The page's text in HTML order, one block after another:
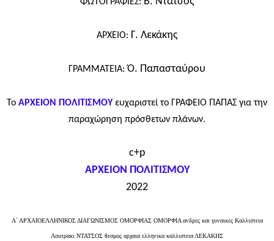
ΑΡΧΕΙΟ: Γ. Λεκάκης
ΓΡΑΜΜΑΤΕΙΑ:Ό. Παπασταύρου
Το ΑΡΧΕΙΟΝ ΠΟΛΙΤΙΣΜΟΥ ευχαριστεί το ΓΡΑΦΕΙΟ ΠΑΠΑΣ για την
παραχώρηση πρόσθετων πλάνων.
c+p
ΑΡΧΕΙΟΝ ΠΟΛΙΤΙΣΜΟΥ
2022
Α΄ ΑΡΧΑΙΟΕΛΛΗΝΙΚΟΣ ΔΙΑΓΩΝΙΣΜΟΣ ΟΜΟΡΦΙΑΣ ΟΜΟΡΦΙΑ ανδρες και γυναικες Καλλιστεια
Λουτρακι ΝΤΑΤΣΟΣ θεσμος αρχαια ελληνικα καλλιστεια ΛΕΚΑΚΗΣ